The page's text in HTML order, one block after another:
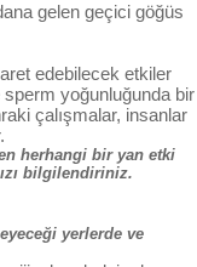
gelen geçici göğüs
edebilecek etkiler
yoğunluğunda bir
çalışmalar, insanlar
herhangi bir yan etki
bilgilendiriniz.
yerlerde ve